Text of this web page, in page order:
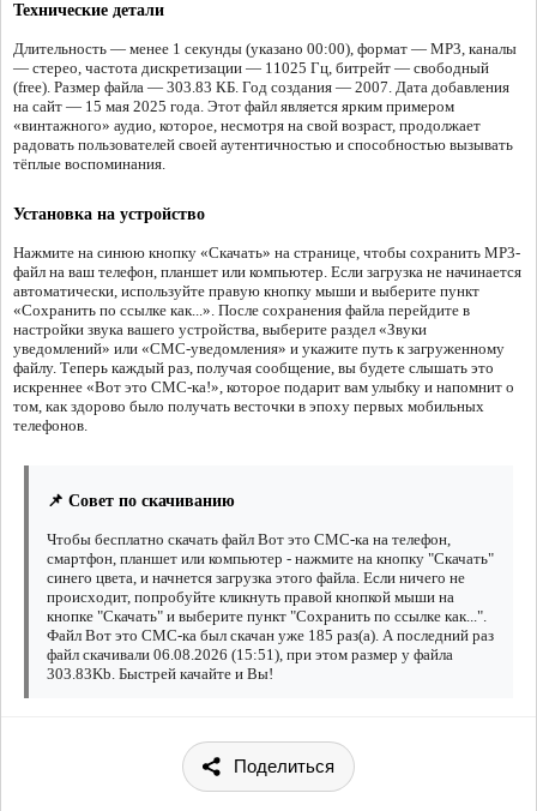
Технические детали
Длительность — менее 1 секунды (указано 00:00), формат — MP3, каналы
— стерео, частота дискретизации — 11025 Гц, битрейт — свободный
(free). Размер файла — 303.83 КБ. Год создания — 2007. Дата добавления
на сайт — 15 мая 2025 года. Этот файл является ярким примером
«винтажного» аудио, которое, несмотря на свой возраст, продолжает
радовать пользователей своей аутентичностью и способностью вызывать
тёплые воспоминания.
Установка на устройство
Нажмите на синюю кнопку «Скачать» на странице, чтобы сохранить MP3-
файл на ваш телефон, планшет или компьютер. Если загрузка не начинается
автоматически, используйте правую кнопку мыши и выберите пункт
«Сохранить по ссылке как...». После сохранения файла перейдите в
настройки звука вашего устройства, выберите раздел «Звуки
уведомлений» или «СМС-уведомления» и укажите путь к загруженному
файлу. Теперь каждый раз, получая сообщение, вы будете слышать это
искреннее «Вот это СМС-ка!», которое подарит вам улыбку и напомнит о
том, как здорово было получать весточки в эпоху первых мобильных
телефонов.
📌 Совет по скачиванию
Чтобы бесплатно скачать файл Вот это СМС-ка на телефон,
смартфон, планшет или компьютер - нажмите на кнопку "Скачать"
синего цвета, и начнется загрузка этого файла. Если ничего не
происходит, попробуйте кликнуть правой кнопкой мыши на
кнопке "Скачать" и выберите пункт "Сохранить по ссылке как...".
Файл Вот это СМС-ка был скачан уже 185 раз(а). А последний раз
файл скачивали 06.08.2026 (15:51), при этом размер у файла
303.83Kb. Быстрей качайте и Вы!
Поделиться